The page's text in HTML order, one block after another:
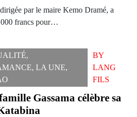
par le maire Kemo Dramé, a
000 francs pour…
,
, LA UNE,
BY
LANG
FILS
Gassama célèbre sa